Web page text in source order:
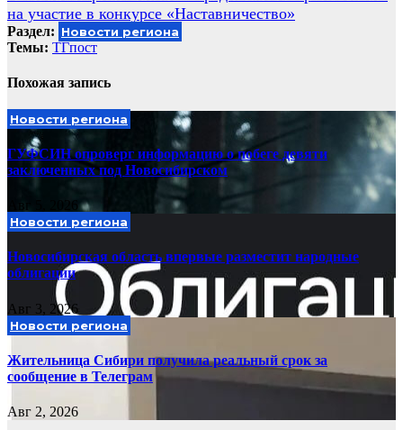
записям
на участие в конкурсе «Наставничество»
Раздел: Новости региона
Темы: ТГпост
Похожая запись
Новости региона
ГУФСИН опроверг информацию о побеге девяти
заключенных под Новосибирском
Новости региона
Новосибирская область впервые разместит народные
облигации
Авг 3, 2026
Новости региона
Жительница Сибири получила реальный срок за
сообщение в Телеграм
Авг 2, 2026